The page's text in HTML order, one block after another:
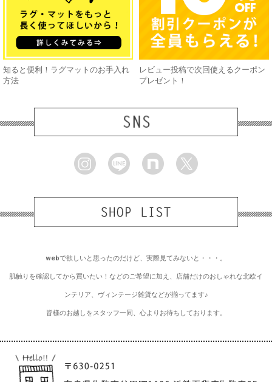
知ると便利！ラグマットのお手入れ
方法
レビュー投稿で次回使えるクーポン
プレゼント！
webで欲しいと思ったのだけど、実際見てみないと・・・。
肌触りを確認してから買いたい！などのご希望に加え、店舗だけのおしゃれな北欧イ
ンテリア、ヴィンテージ雑貨などが揃ってます♪
皆様のお越しをスタッフ一同、心よりお待ちしております。